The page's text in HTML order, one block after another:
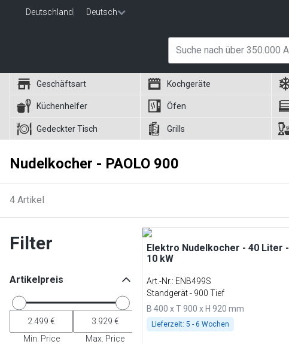
Deutschland Deutsch
Geschäftsart Kochgeräte
Küchenhelfer Öfen
Gedeckter Tisch Grills
Nudelkocher - PAOLO 900
4 Artikel
Filter
Artikelpreis
Min. Price Max. Price
Elektro Nudelkocher - 40 Liter -
10 kW
Art.-Nr.: ENB499S
Standgerät - 900 Tief
B 400 x T 900 x H 920 mm
Lieferzeit: 5 - 6 Wochen